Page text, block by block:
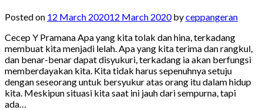
Posted on 12 March 202012 March 2020byceppangeran
Cecep Y Pramana Apa yang kita tolak dan hina, terkadang
membuat kita menjadi lelah. Apa yang kita terima dan rangkul,
dan benar-benar dapat disyukuri, terkadang ia akan berfungsi
memberdayakan kita. Kita tidak harus sepenuhnya setuju
dengan seseorang untuk bersyukur atas orang itu dalam hidup
kita. Meskipun situasi kita saat ini jauh dari sempurna, tapi
ada…